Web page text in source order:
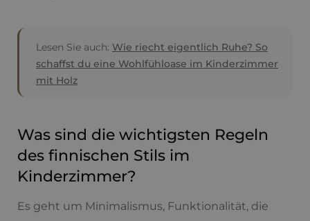
Lesen Sie auch: Wie riecht eigentlich Ruhe? So
schaffst du eine Wohlfühloase im Kinderzimmer
mit Holz
Was sind die wichtigsten Regeln
des finnischen Stils im
Kinderzimmer?
Es geht um Minimalismus, Funktionalität, die